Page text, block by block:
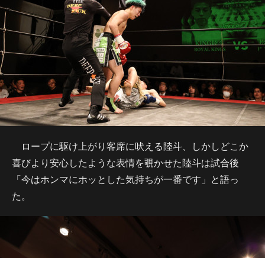
ロープに駆け上がり客席に吠える陸斗、しかしどこか
喜びより安心したような表情を覗かせた陸斗は試合後
「今はホンマにホッとした気持ちが一番です」と語っ
た。